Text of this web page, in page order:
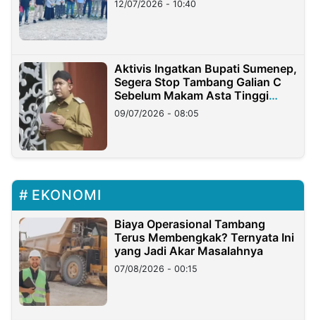
12/07/2026 - 10:40
Aktivis Ingatkan Bupati Sumenep,
Segera Stop Tambang Galian C
Sebelum Makam Asta Tinggi
Longsor
09/07/2026 - 08:05
EKONOMI
Biaya Operasional Tambang
Terus Membengkak? Ternyata Ini
yang Jadi Akar Masalahnya
07/08/2026 - 00:15